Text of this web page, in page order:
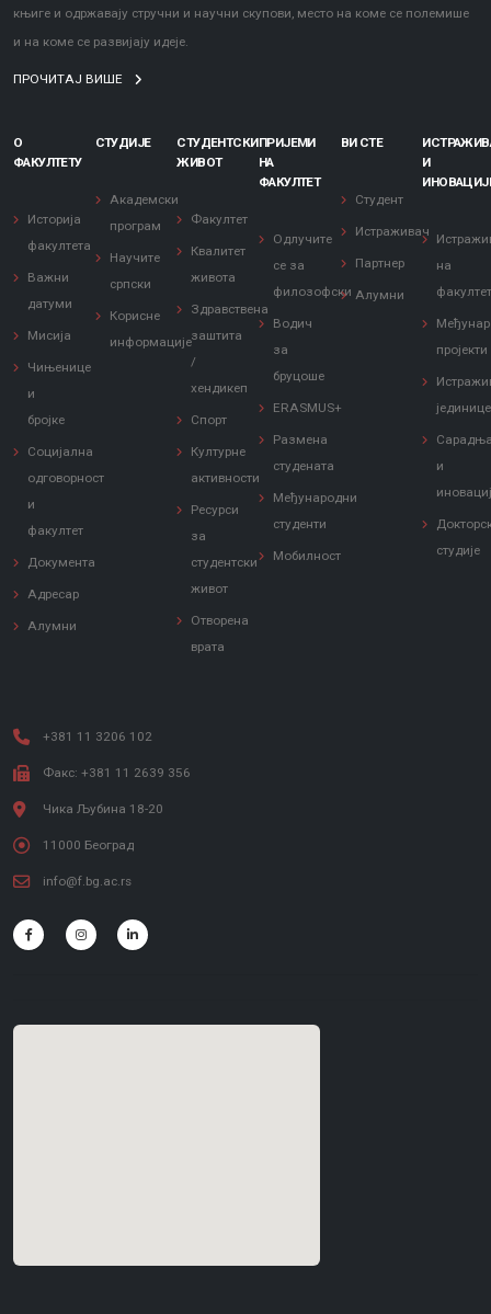
књиге и одржавају стручни и научни скупови, место на коме се полемише
и на коме се развијају идеје.
ПРОЧИТАЈ ВИШЕ
О
ФАКУЛТЕТУ
Историја
факултета
Важни
датуми
Мисија
Чињенице
и
бројке
Социјална
одговорност
и
факултет
Документа
Адресар
Алумни
СТУДИЈЕ
Академски
програм
Научите
српски
Корисне
информације
СТУДЕНТСКИ
ЖИВОТ
Факултет
Квалитет
живота
Здравствена
заштита
/
хендикеп
Спорт
Културне
активности
Ресурси
за
студентски
живот
Отворена
врата
ПРИЈЕМИ
НА
ФАКУЛТЕТ
Одлучите
се за
филозофски
Водич
за
бруцоше
ERASMUS+
Размена
студената
Међународни
студенти
Мобилност
ВИ СТЕ
Студент
Истраживач
Партнер
Алумни
И
на
пројекти
јединице
и
студије
+381 11 3206 102
Факс: +381 11 2639 356
Чика Љубина 18-20
11000 Београд
info@f.bg.ac.rs